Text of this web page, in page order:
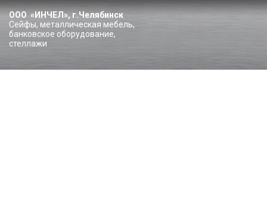
ООО «ИНЧЕЛ», г.Челябинск
Сейфы, металлическая мебель,
банковское оборудование,
стеллажи